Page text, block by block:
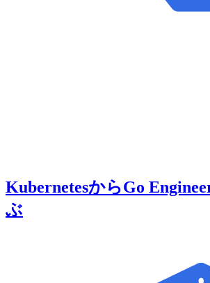
KubernetesからGo
ぶ